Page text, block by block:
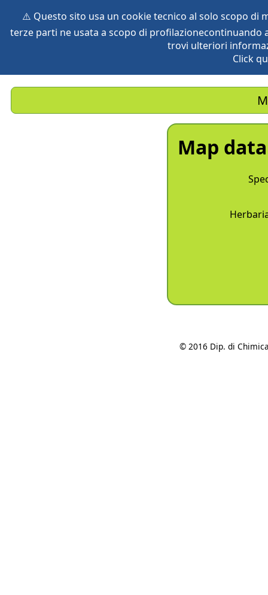
⚠️ Questo sito usa un cookie tecnico al solo scopo di
terze parti ne usata a scopo di
trovi ulteriori
Click
vegetation global db
Map data
© 2016 Dip. di